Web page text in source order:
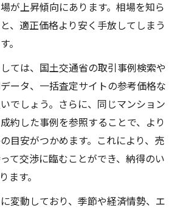
が上昇傾向にあります。相場を知ら
、適正価格より安く手放してしまう
。
ては、国土交通省の取引事例検索や
ータ、一括査定サイトの参考価格な
でしょう。さらに、同じマンション
約した事例を参照することで、より
目安がつかめます。これにより、売
て交渉に臨むことができ、納得のい
ます。
変動しており、季節や経済情勢、エ